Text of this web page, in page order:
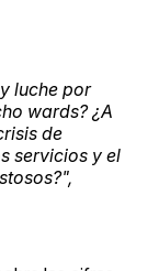
luche por
wards? ¿A
de
servicios y el